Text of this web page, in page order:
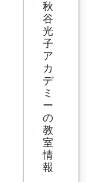
秋
谷
光
子
ア
カ
デ
ミ
ー
の
教
室
情
報